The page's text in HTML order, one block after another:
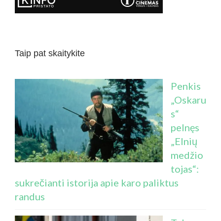
Taip pat skaitykite
Penkis
„Oskaru
s“
pelnęs
„Elnių
medžio
tojas“:
sukrečianti istorija apie karo paliktus
randus